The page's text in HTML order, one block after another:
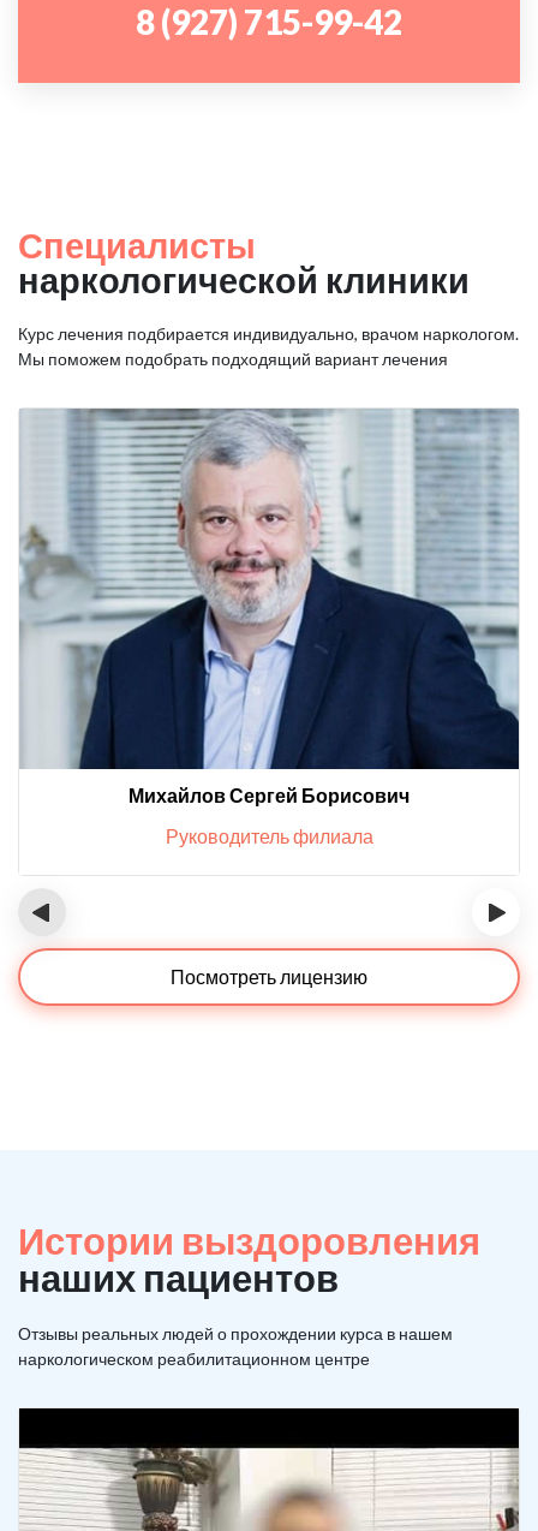
8 (927) 715-99-42
Специалисты
наркологической клиники
Курс лечения подбирается индивидуально, врачом наркологом.
Мы поможем подобрать подходящий вариант лечения
Михайлов Сергей Борисович
Руководитель филиала
‹ ›
Посмотреть лицензию
Истории выздоровления
наших пациентов
Отзывы реальных людей о прохождении курса в нашем
наркологическом реабилитационном центре